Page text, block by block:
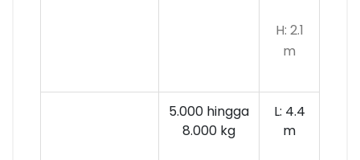
H: 2.1
m
5.000 hingga
8.000 kg
L: 4.4
m